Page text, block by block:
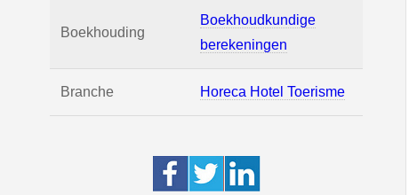
Boekhouding
Boekhoudkundige
berekeningen
Branche Horeca Hotel Toerisme